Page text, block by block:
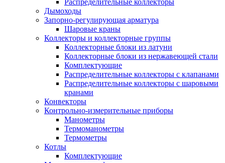
Распределительные коллекторы
Дымоходы
Запорно-регулирующая арматура
Шаровые краны
Коллекторы и коллекторные группы
Коллекторные блоки из латуни
Коллекторные блоки из нержавеющей стали
Комплектующие
Распределительные коллекторы с клапанами
Распределительные коллекторы с шаровыми
кранами
Конвекторы
Контрольно-измерительные приборы
Манометры
Термоманометры
Термометры
Котлы
Комплектующие